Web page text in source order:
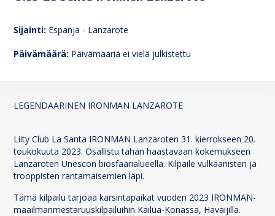
Sijainti: Espanja - Lanzarote
Päivämäärä: Päivämääriä ei vielä julkistettu
LEGENDAARINEN IRONMAN LANZAROTE
Liity Club La Santa IRONMAN Lanzaroten 31. kierrokseen 20.
toukokuuta 2023. Osallistu tähän haastavaan kokemukseen
Lanzaroten Unescon biosfäärialueella. Kilpaile vulkaanisten ja
trooppisten rantamaisemien läpi.
Tämä kilpailu tarjoaa karsintapaikat vuoden 2023 IRONMAN-
maailmanmestaruuskilpailuihin Kailua-Konassa, Havaijilla.